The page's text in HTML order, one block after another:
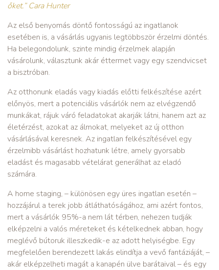
őket.” Cara Hunter
Az első benyomás döntő fontosságú az ingatlanok
esetében is, a vásárlás ugyanis legtöbbször érzelmi döntés.
Ha belegondolunk, szinte mindig érzelmek alapján
vásárolunk, választunk akár éttermet vagy egy szendvicset
a bisztróban.
Az otthonunk eladás vagy kiadás előtti felkészítése azért
előnyös, mert a potenciális vásárlók nem az elvégzendő
munkákat, rájuk váró feladatokat akarják látni, hanem azt az
életérzést, azokat az álmokat, melyeket az új otthon
vásárlásával keresnek. Az ingatlan felkészítésével egy
érzelmibb vásárlást hozhatunk létre, amely gyorsabb
eladást és magasabb vételárat generálhat az eladó
számára.
A home staging, – különösen egy üres ingatlan esetén –
hozzájárul a terek jobb átláthatóságához, ami azért fontos,
mert a vásárlók 95%-a nem lát térben, nehezen tudják
elképzelni a valós méreteket és kételkednek abban, hogy
meglévő bútoruk illeszkedik-e az adott helyiségbe. Egy
megfelelően berendezett lakás elindítja a vevő fantáziáját, –
akár elképzelheti magát a kanapén ülve barátaival – és egy